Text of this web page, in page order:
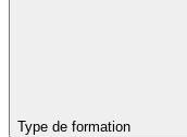
Type de formation